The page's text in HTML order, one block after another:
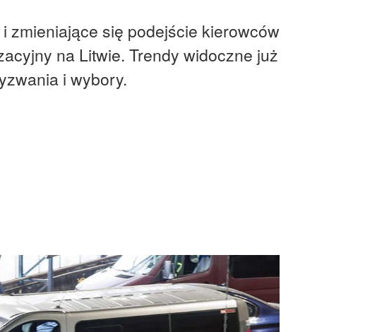
zmieniające się podejście kierowców
na Litwie. Trendy widoczne już
i wybory.